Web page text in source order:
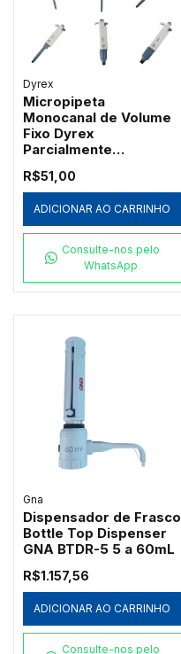
Dyrex
Micropipeta
Monocanal de Volume
Fixo Dyrex
Parcialmente
R$51,00
ADICIONAR AO CARRINHO
Consulte-nos pelo
WhatsApp
Gna
Dispensador de Frasco
Bottle Top Dispenser
GNA BTDR-5 5 a 60mL
R$1.157,56
ADICIONAR AO CARRINHO
Consulte-nos pelo